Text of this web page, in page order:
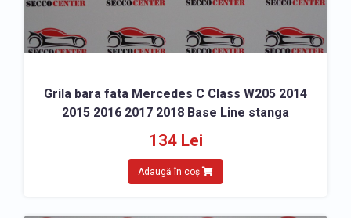
Grila bara fata Mercedes C Class W205 2014
2015 2016 2017 2018 Base Line stanga
134 Lei
Adaugă în coș